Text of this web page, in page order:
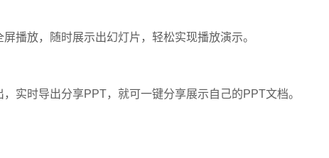
放，随时展示出幻灯片，轻松实现播放演示。
时导出分享PPT，就可一键分享展示自己的PPT文档。